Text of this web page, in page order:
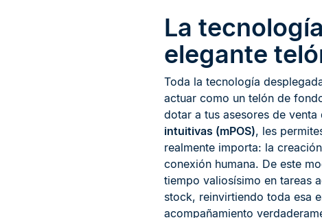
La
elegante
Toda la tecnología
actuar como un telón de
dotar a tus asesores de venta
intuitivas (mPOS), les
realmente importa: la
conexión humana. De este
tiempo valiosísimo en tareas
stock, reinvirtiendo toda esa
acompañamiento